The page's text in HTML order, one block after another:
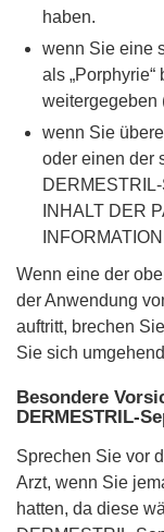
haben.
wenn Sie eine
als
weitergegeben
wenn Sie
oder einen der
INHALT DER
Wenn eine der
der Anwendung
auftritt, brechen
Sie sich
Besondere
DERMESTRIL-
Sprechen Sie vor
Arzt, wenn Sie
hatten, da diese